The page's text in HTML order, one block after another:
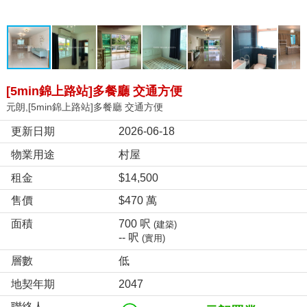
[5min錦上路站]多餐廳 交通方便
元朗,[5min錦上路站]多餐廳 交通方便
更新日期
2026-06-18
物業用途
村屋
租金
$14,500
售價
$470 萬
面積
700 呎 (建築)
-- 呎 (實用)
層數
低
地契年期
2047